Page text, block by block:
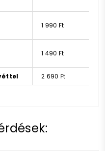
1 990 Ft
1 490 Ft
2 690 Ft